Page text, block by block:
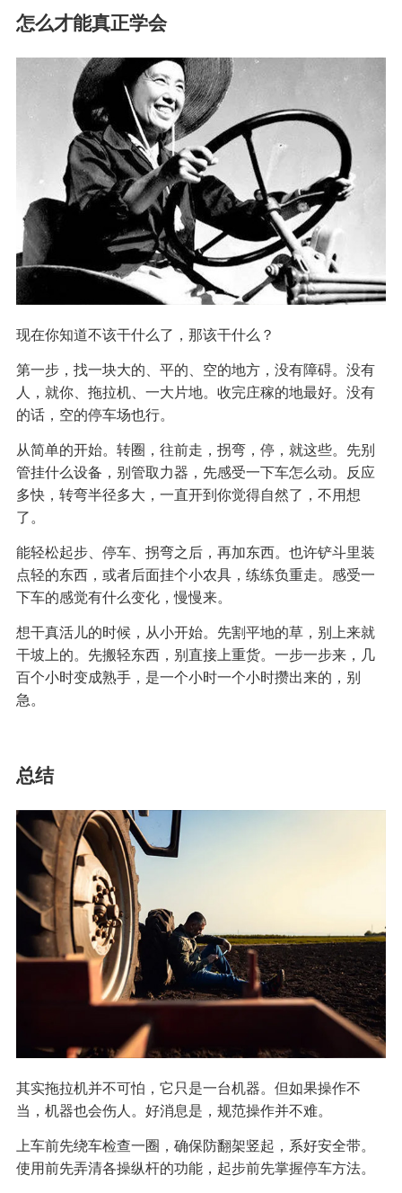
怎么才能真正学会
现在你知道不该干什么了，那该干什么？
第一步，找一块大的、平的、空的地方，没有障碍。没有
人，就你、拖拉机、一大片地。收完庄稼的地最好。没有
的话，空的停车场也行。
从简单的开始。转圈，往前走，拐弯，停，就这些。先别
管挂什么设备，别管取力器，先感受一下车怎么动。反应
多快，转弯半径多大，一直开到你觉得自然了，不用想
了。
能轻松起步、停车、拐弯之后，再加东西。也许铲斗里装
点轻的东西，或者后面挂个小农具，练练负重走。感受一
下车的感觉有什么变化，慢慢来。
想干真活儿的时候，从小开始。先割平地的草，别上来就
干坡上的。先搬轻东西，别直接上重货。一步一步来，几
百个小时变成熟手，是一个小时一个小时攒出来的，别
急。
总结
其实拖拉机并不可怕，它只是一台机器。但如果操作不
当，机器也会伤人。好消息是，规范操作并不难。
上车前先绕车检查一圈，确保防翻架竖起，系好安全带。
使用前先弄清各操纵杆的功能，起步前先掌握停车方法。